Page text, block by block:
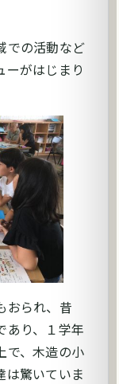
での活動など
ーがはじまり
おられ、昔
あり、１学年
で、木造の小
は驚いていま